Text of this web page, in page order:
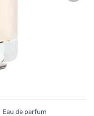
Eau de parfum